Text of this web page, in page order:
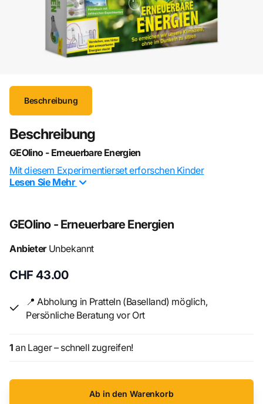
Beschreibung
Beschreibung
GEOlino - Erneuerbare Energien
Mit diesem Experimentierset erforschen Kinder
Sonnenenergie, Wind- und Wasserräder, wie Biogas
nachbauen und die gewonnene Energie speichern.
Box-Inhalt: Thermometer, Widerstände,
Spritzen, Druckklemmen, Kabel, Solarmodul,
Muttern, Batterieclip, 32-seitiges Handbuch.
Alter: 10+
Lesen Sie Mehr
GEOlino - Erneuerbare Energien
AnbieterUnbekannt
CHF 43.00
📍 Abholung in Pratteln (Baselland) möglich,
Persönliche Beratung vor Ort
1 an Lager – schnell zugreifen!
Ab in den Warenkorb